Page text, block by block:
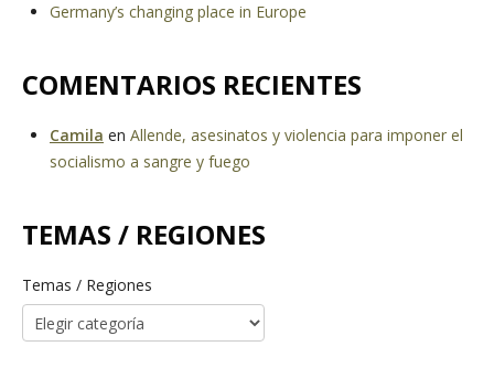
Germany’s changing place in Europe
COMENTARIOS RECIENTES
Camila en Allende, asesinatos y violencia para imponer el
socialismo a sangre y fuego
TEMAS / REGIONES
Temas / Regiones